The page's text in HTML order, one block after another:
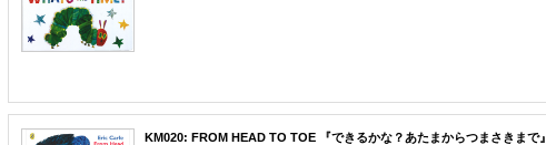
KM020: FROM HEAD TO TOE 『できるかな？あたまからつまさきまで』